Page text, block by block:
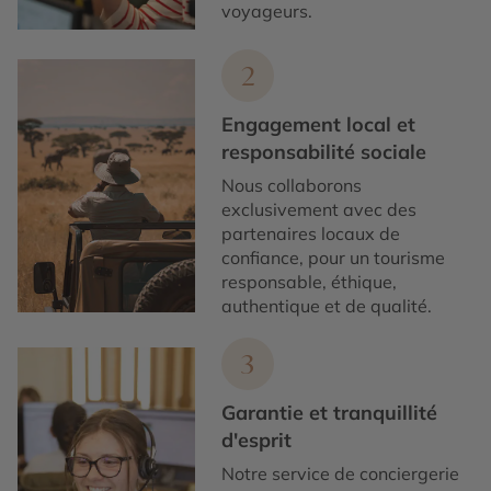
voyageurs.
2
Engagement local et
responsabilité sociale
Nous collaborons
exclusivement avec des
partenaires locaux de
confiance, pour un tourisme
responsable, éthique,
authentique et de qualité.
3
Garantie et tranquillité
d'esprit
Notre service de conciergerie